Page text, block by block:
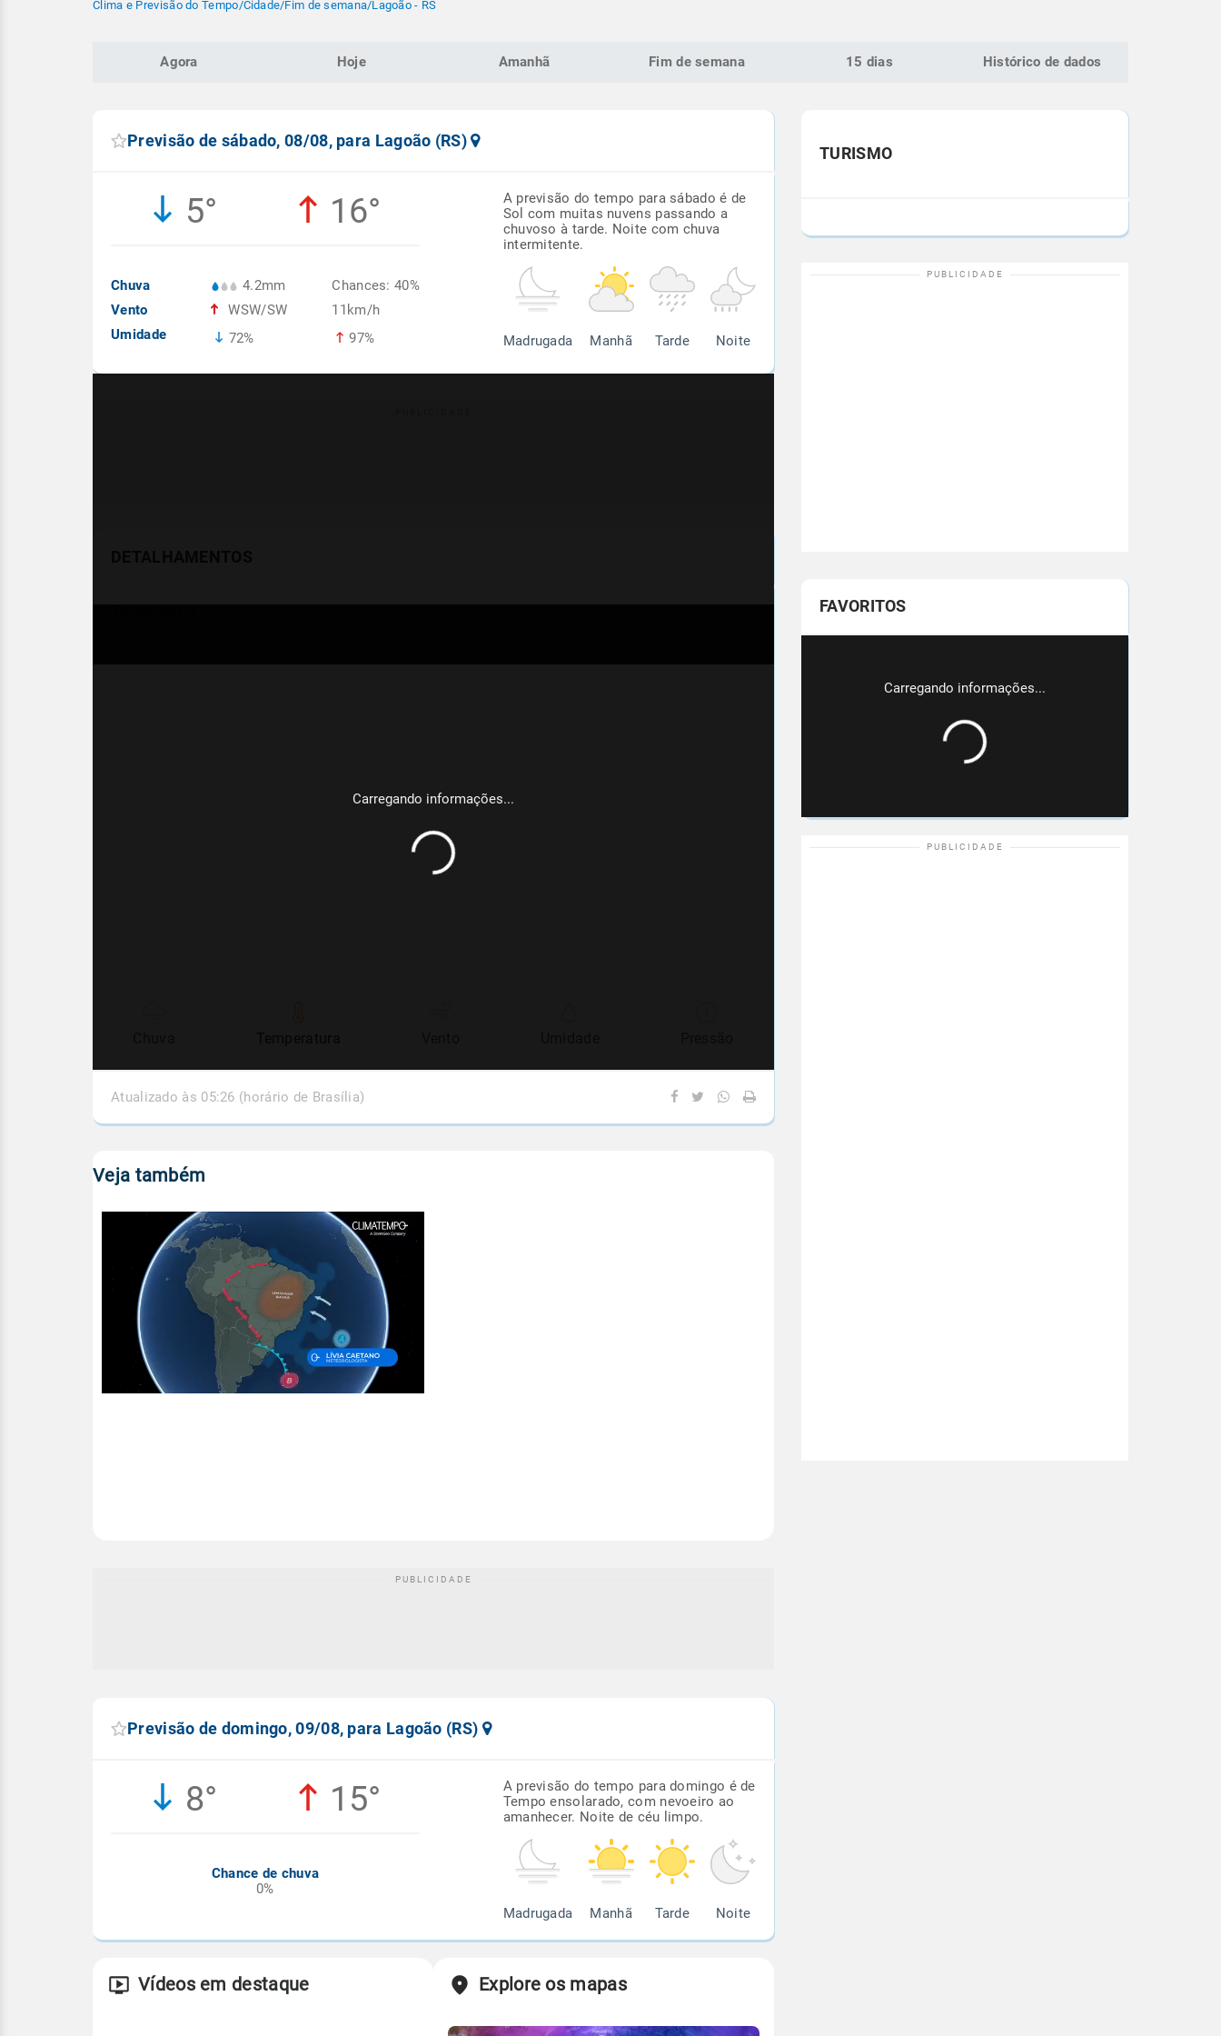
Clima e Previsão do Tempo/Cidade/Fim de semana/Lagoão - RS
Agora Hoje Amanhã Fim de semana 15 dias Histórico de dados
Previsão de sábado, 08/08, para Lagoão (RS)
5° 16°
Chuva
Vento
Umidade
4.2mm
WSW/SW
72%
Chances: 40%
11km/h
97%
A previsão do tempo para sábado é de
Sol com muitas nuvens passando a
chuvoso à tarde. Noite com chuva
intermitente.
Madrugada Manhã Tarde Noite
Atualizado às 05:26 (horário de Brasília)
Veja também
Previsão de domingo, 09/08, para Lagoão (RS)
8° 15°
Chance de chuva
0%
A previsão do tempo para domingo é de
Tempo ensolarado, com nevoeiro ao
amanhecer. Noite de céu limpo.
Madrugada Manhã Tarde Noite
Vídeos em destaque Explore os mapas
TURISMO
FAVORITOS